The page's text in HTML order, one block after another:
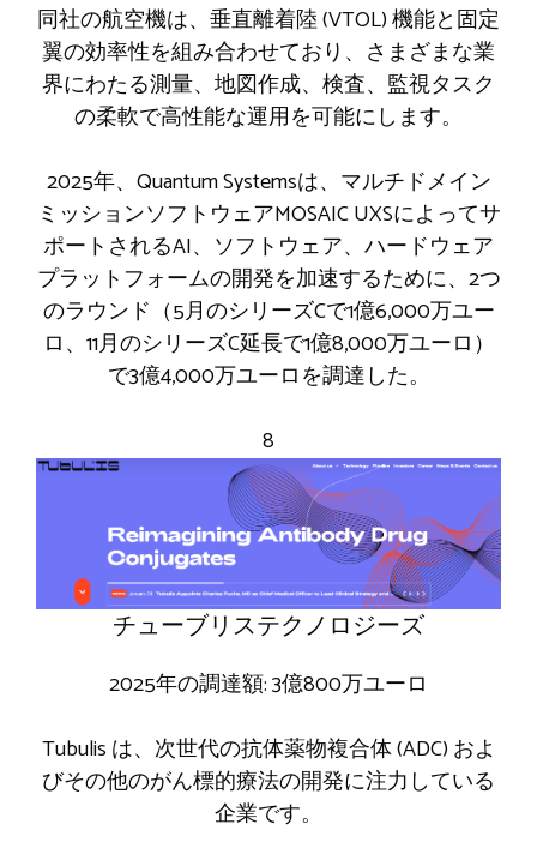
同社の航空機は、垂直離着陸 (VTOL) 機能と固定
翼の効率性を組み合わせており、さまざまな業
界にわたる測量、地図作成、検査、監視タスク
の柔軟で高性能な運用を可能にします。
2025年、Quantum Systemsは、マルチドメイン
ミッションソフトウェアMOSAIC UXSによってサ
ポートされるAI、ソフトウェア、ハードウェア
プラットフォームの開発を加速するために、2つ
のラウンド（5月のシリーズCで1億6,000万ユー
ロ、11月のシリーズC延長で1億8,000万ユーロ）
で3億4,000万ユーロを調達した。
8
チューブリステクノロジーズ
2025年の調達額: 3億800万ユーロ
Tubulis は、次世代の抗体薬物複合体 (ADC) およ
びその他のがん標的療法の開発に注力している
企業です。